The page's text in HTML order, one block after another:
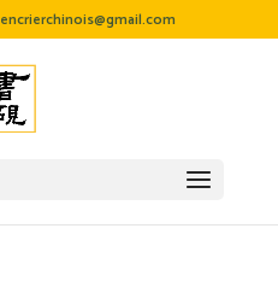
encrierchinois@gmail.com